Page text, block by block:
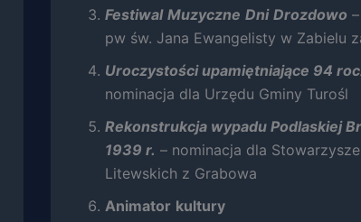
Festiwal Muzyczne Dni Drozdowo –
pw św. Jana Ewangelisty w Zabielu
Uroczystości upamiętniające 94
nominacja dla Urzędu Gminy Turośl
Rekonstrukcja wypadu Podlaskiej
1939 r. – nominacja dla
Litewskich z Grabowa
Animator kultury
twojego
Jeśli
pliki cookie,
niektóre
znikną ze
internetowej.